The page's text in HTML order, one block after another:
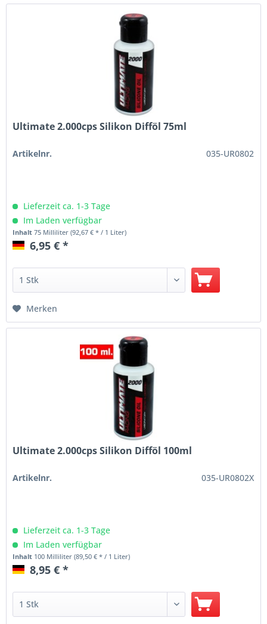
Ultimate 2.000cps Silikon Difföl 75ml
Artikelnr. 035-UR0802
Lieferzeit ca. 1-3 Tage
Im Laden verfügbar
Inhalt75 Milliliter(92,67 € * / 1 Liter)
6,95 € *
Merken
Ultimate 2.000cps Silikon Difföl 100ml
Artikelnr. 035-UR0802X
Lieferzeit ca. 1-3 Tage
Im Laden verfügbar
Inhalt 100 Milliliter(89,50 € * / 1 Liter)
8,95 € *